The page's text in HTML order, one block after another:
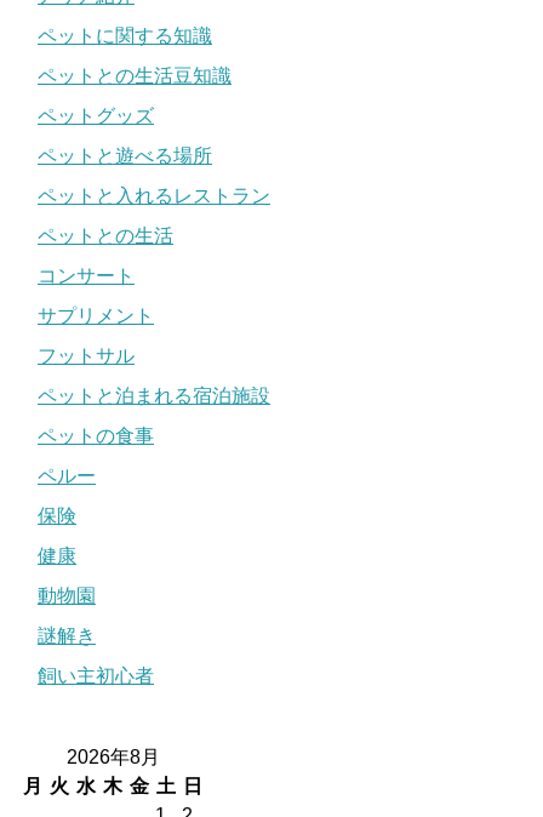
ペットに関する知識
ペットとの生活豆知識
ペットグッズ
ペットと遊べる場所
ペットと入れるレストラン
ペットとの生活
コンサート
サプリメント
フットサル
ペットと泊まれる宿泊施設
ペットの食事
ペルー
保険
健康
動物園
謎解き
飼い主初心者
2026年8月
月
火 水 木 金 土
日